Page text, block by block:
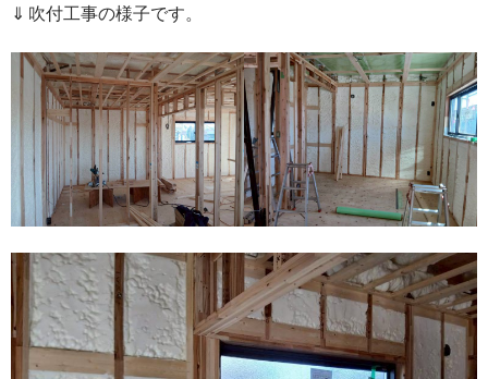
⇓ 吹付工事の様子です。